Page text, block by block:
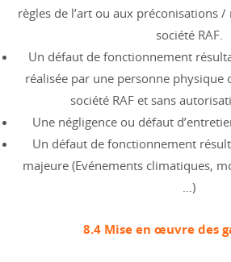
règles de l’art ou aux préconisations
société RAF.
Un défaut de fonctionnement
réalisée par une personne physique
société RAF et sans
Une négligence ou défaut
Un défaut de fonctionnement
majeure (Evénements climatiques,
…)
8.4 Mise en œuvre des